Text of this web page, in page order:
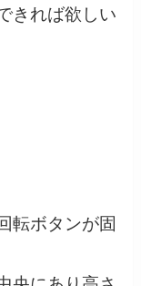
きれば欲しい
転ボタンが固